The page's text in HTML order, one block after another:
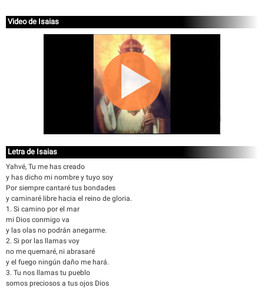
Video de Isaias
Letra de Isaias
Yahvé, Tu me has creado
y has dicho mi nombre y tuyo soy
Por siempre cantaré tus bondades
y caminaré libre hacia el reino de gloria.
1. Si camino por el mar
mi Dios conmigo va
y las olas no podrán anegarme.
2. Si por las llamas voy
no me quemaré, ni abrasaré
y el fuego ningún daño me hará.
3. Tu nos llamas tu pueblo
somos preciosos a tus ojos Dios